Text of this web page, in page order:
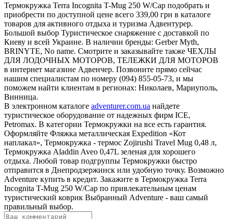
Термокружка Terra Incognita T-Mug 250 W/Cap подобрать и
приобрести по доступной цене всего 339,00 грн в каталоге
товаров для активного отдыха и туризма Адвентурер.
Большой выбор Туристическое снаряжение с доставкой по
Киеву и всей Украине. В наличии бренды: Gerber Myth,
BRINYTE, No name. Смотрите и заказывайте также ЧЕХЛЫ
ДЛЯ ЛОДОЧНЫХ МОТОРОВ, ТЕЛЕЖКИ ДЛЯ МОТОРОВ
в интернет магазине Адвенчер. Позвоните прямо сейчас
нашим специалистам по номеру (094) 855-05-73, и мы
поможем найти клиентам в регионах: Николаев, Мариуполь,
Винница.
В электронном каталоге adventurer.com.ua найдете
туристическое оборудование от надежных фирм ICE,
Petromax. В категории Термокружки на все есть гарантия.
Оформляйте Фляжка металлическая Expedition «Кот
наплакал», Термокружка - термос Zojirushi Travel Mug 0,48 л,
Термокружка Aladdin Aveo 0,47L зеленая для хорошего
отдыха. Любой товар подгруппы Термокружки быстро
отправится в Днепродзержинск или удобную точку. Возможно
Adventure купить в кредит. Закажите в Термокружка Terra
Incognita T-Mug 250 W/Cap по привлекательным ценам
туристический коврик Выбранный Adventure - ваш самый
правильный выбор.